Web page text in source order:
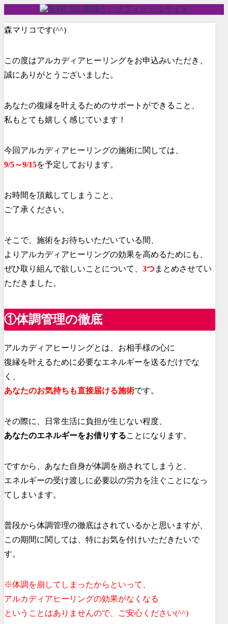
森マリコです(^^)
この度はアルカディアヒーリングをお申込みいただき、
誠にありがとうございました。
あなたの復縁を叶えるためのサポートができること、
私もとても嬉しく感じています！
今回アルカディアヒーリングの施術に関しては、
9/5～9/15を予定しております。
お時間を頂戴してしまうこと、
ご了承ください。
そこで、施術をお待ちいただいている間、
よりアルカディアヒーリングの効果を高めるためにも、
ぜひ取り組んで欲しいことについて、 3つまとめさせてい
ただきました。
①体調管理の徹底
アルカディアヒーリングとは、お相手様の心に
復縁を叶えるために必要なエネルギーを送るだけでな
く、
あなたのお気持ちも直接届ける施術です。
その際に、日常生活に負担が生じない程度、
あなたのエネルギーをお借りすることになります。
ですから、あなた自身が体調を崩されてしまうと、
エネルギーの受け渡しに必要以の労力を注ぐことになっ
てしまいます。
普段から体調管理の徹底はされているかと思いますが、
この期間に関しては、特にお気を付けいただきたいで
す。
※体調を崩してしまったからといって、
アルカディアヒーリングの効果がなくなる
ということはありませんので、ご安心ください(^^)